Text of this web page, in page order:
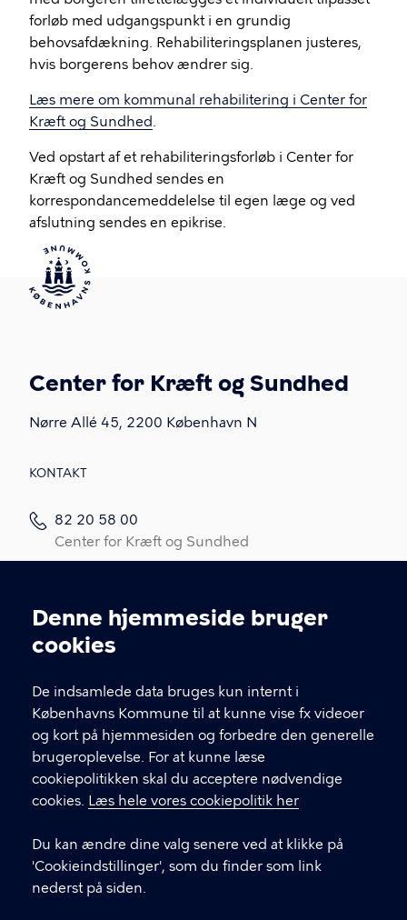
Cookieindstillinger
Denne hjemmeside bruger
cookies
De indsamlede data bruges kun internt i
Københavns Kommune til at kunne vise fx videoer
og kort på hjemmesiden og forbedre den generelle
brugeroplevelse. For at kunne læse
cookiepolitikken skal du acceptere nødvendige
cookies. Læs hele vores cookiepolitik her
Du kan ændre dine valg senere ved at klikke på
'Cookieindstillinger', som du finder som link
nederst på siden.
forløb med udgangspunkt i en grundig
behovsafdækning. Rehabiliteringsplanen justeres,
hvis borgerens behov ændrer sig.
Læs mere om kommunal rehabilitering i Center for
Kræft og Sundhed.
Ved opstart af et rehabiliteringsforløb i Center for
Kræft og Sundhed sendes en
korrespondancemeddelelse til egen læge og ved
afslutning sendes en epikrise.
Center for Kræft og Sundhed
Nørre Allé 45, 2200 København N
KONTAKT
82 20 58 00
Center for Kræft og Sundhed
Kontakt os
Det er vigtigt, du udfylder et spørgeskema i
forbindelse med din indledende, opfølgende
eller afsluttende samtale med din
kontaktperson.
In English
Praktisk information